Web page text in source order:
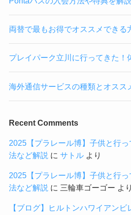
両替で最もお得でオススメできる
プレイパーク立川に行ってきた！
海外通信サービスの種類とオスス
Recent Comments
2025【プラレール博】子供と行
法など解説 に サトルより
2025【プラレール博】子供と行
法など解説 に 三輪車ゴーゴー より
【ブログ】ヒルトンハワイアン